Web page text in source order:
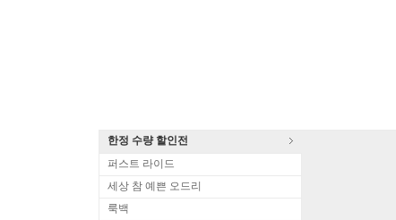
한정 수량 할인전
퍼스트 라이드
세상 참 예쁜 오드리
룩백